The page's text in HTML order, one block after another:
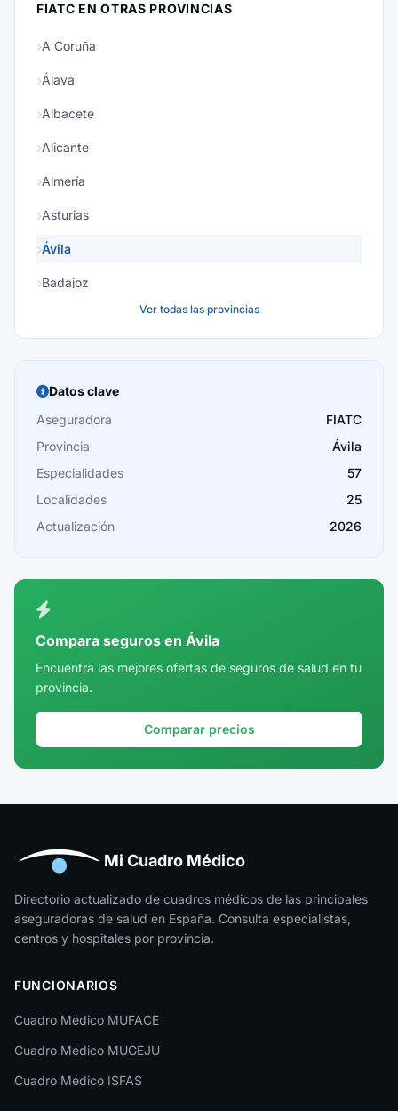
FIATC EN OTRAS PROVINCIAS
A Coruña
Álava
Albacete
Alicante
Almería
Asturias
Ávila
Badajoz
Burgos
Cáceres
Cádiz
Cantabria
Castellón
Córdoba
Cuenca
Girona
Huesca
Jaén
La Rioja
León
Lleida
Lugo
Ver todas las provincias
Datos clave
Aseguradora
FIATC
Provincia
Ávila
Especialidades
57
Localidades
25
Actualización
2026
Compara seguros en Ávila
Encuentra las mejores ofertas de seguros de salud en tu
provincia.
Comparar precios
Mi Cuadro Médico
Directorio actualizado de cuadros médicos de las principales
aseguradoras de salud en España. Consulta especialistas,
centros y hospitales por provincia.
FUNCIONARIOS
Cuadro Médico MUFACE
Cuadro Médico MUGEJU
Cuadro Médico ISFAS